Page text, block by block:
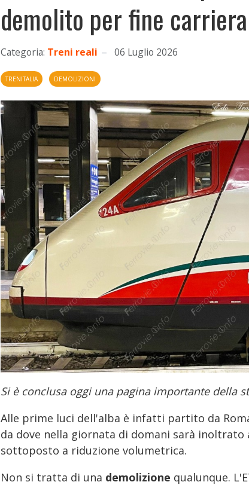
demolito per fine carriera
Categoria: Treni reali 06 Luglio 2026
TRENITALIA DEMOLIZIONI
Si è conclusa oggi una pagina importante della
Alle prime luci dell'alba è infatti partito da
da dove nella giornata di domani sarà
sottoposto a riduzione volumetrica.
Non si tratta di una demolizione qualunque.